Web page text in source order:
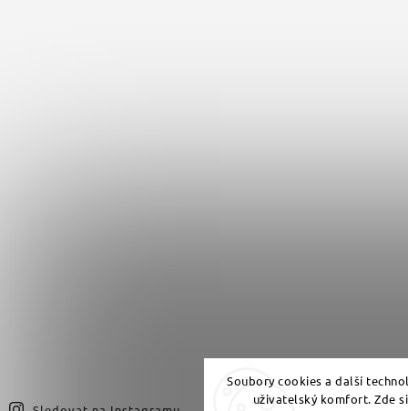
Soubory cookies a další
uživatelský komfort. Zde